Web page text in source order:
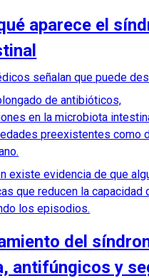
aparece el
señalan que puede
de antibióticos,
en la microbiota
preexistentes como
existe evidencia de que
que reducen la
los episodios.
del
antifúngicos y